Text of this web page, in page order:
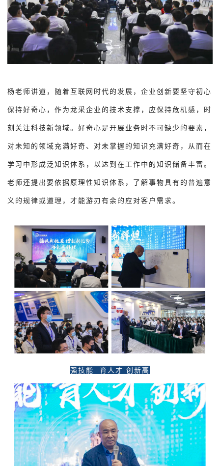
杨老师讲道，随着互联网时代的发展，企业创新要坚守初心
保持好奇心，作为龙采企业的技术支撑，应保持危机感，时
刻关注科技新领域。好奇心是开展业务时不可缺少的要素，
对未知的领域充满好奇、对未掌握的知识充满好奇，从而在
学习中形成泛知识体系，以达到在工作中的知识储备丰富。
老师还提出要依据原理性知识体系，了解事物具有的普遍意
义的规律或道理，才能游刃有余的应对客户需求。
强技能 育人才 创新高